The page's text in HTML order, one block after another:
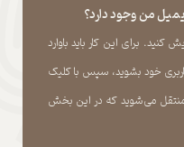
من وجود دارد؟
برای این کار باید باوارد
خود بشوید، سپس با کلیک
می‏‌شوید که در این بخش